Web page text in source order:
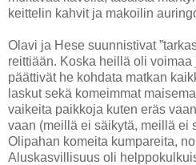
keittelin kahvit ja makoilin
Olavi ja Hese suunnistivat
reittiään. Koska heillä oli
päättivät he kohdata matkan
laskut sekä komeimmat
vaikeita paikkoja kuten eräs
vaan (meillä ei säikytä, meillä ei
Olipahan komeita kumpareita,
Aluskasvillisuus oli